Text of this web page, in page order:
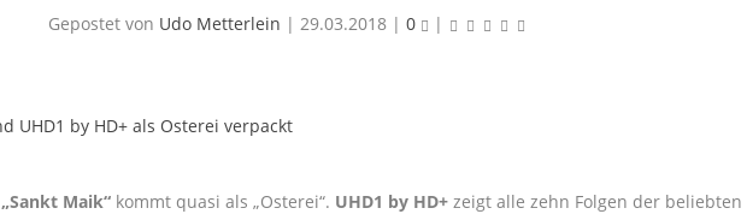
Gepostet von Udo Metterlein | 29.03.2018| 0 |
„Sankt Maik“ kommt quasi als „Osterei“. UHD1 by HD+ zeigt alle zehn Folgen der beliebten